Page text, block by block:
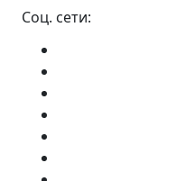
Соц. сети: